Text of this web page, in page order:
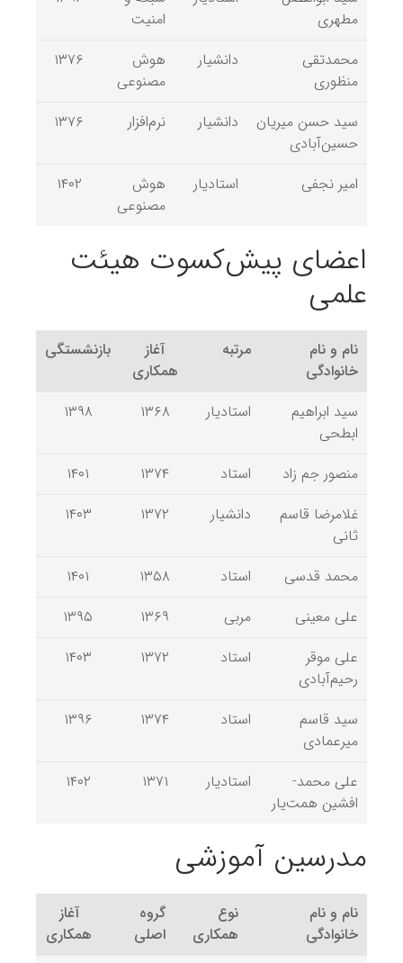
مطهری
امنیت
محمدتقی
منظوری
دانشیار
هوش
مصنوعی
۱۳۷۶
سید حسن میریان
حسین‌آبادی
دانشیار نرم‌افزار ۱۳۷۶
امیر نجفی استادیار
هوش
مصنوعی
۱۴۰۲
اعضای پیش‌کسوت هیئت
علمی
نام و نام
خانوادگی
مرتبه
آغاز
همکاری
بازنشستگی
سید ابراهیم
ابطحی
استادیار ۱۳۶۸ ۱۳۹۸
منصور جم زاد استاد ۱۳۷۴
۱۴۰۱
غلامرضا قاسم
ثانی
دانشیار ۱۳۷۲ ۱۴۰۳
محمد قدسی استاد ۱۳۵۸
۱۴۰۱
علی معینی
مربی ۱۳۶۹
۱۳۹۵
علی موقر
رحیم‌آبادی
استاد ۱۳۷۲ ۱۴۰۳
سید قاسم
میرعمادی
استاد ۱۳۷۴ ۱۳۹۶
علی محمد-
افشین همت‌یار
استادیار ۱۳۷۱ ۱۴۰۲
مدرسین آموزشی
نام و نام
خانوادگی
نوع
همکاری
گروه
اصلی
آغاز
همکاری